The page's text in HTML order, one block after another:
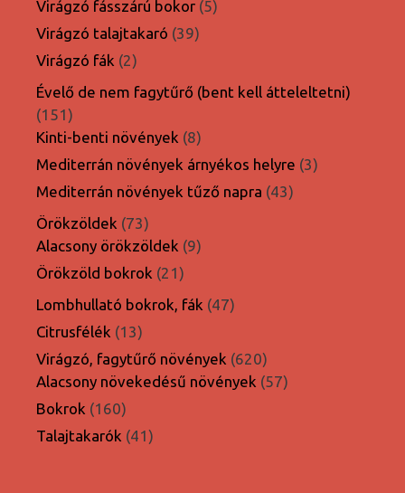
Virágzó fásszárú bokor 55
Virágzó talajtakaró 3939
Virágzó fák 22
termék
Évelő de nem fagytűrő (bent kell átteleltetni)
151151
termék
Kinti-benti növények 88
termék
Mediterrán növények árnyékos helyre 33
Mediterrán növények tűző napra 4343
Örökzöldek 7373
termék
Alacsony örökzöldek 99
Örökzöld bokrok 2121
termék
Lombhullató bokrok, fák 4747
Citrusfélék 1313
termék
Virágzó, fagytűrő növények 620620
termék
Alacsony növekedésű növények 5757
Bokrok 160160
termék
Talajtakarók 4141